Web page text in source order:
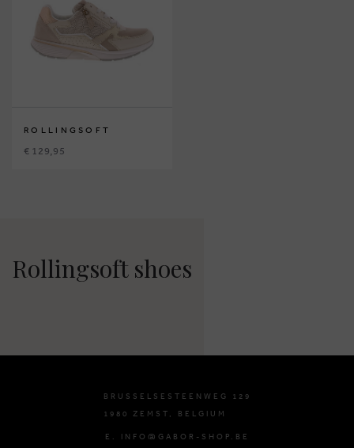
ROLLINGSOFT
€ 129,95
Rollingsoft shoes
BRUSSELSESTEENWEG 129
1980 ZEMST, BELGIUM
E. INFO@GABOR-SHOP.BE